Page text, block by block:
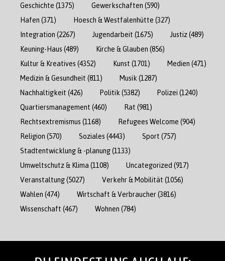
Geschichte (1375) Gewerkschaften (590)
Hafen (371) Hoesch & Westfalenhütte (327)
Integration (2267) Jugendarbeit (1675) Justiz(489)
Keuning-Haus (489) Kirche & Glauben (856)
Kultur & Kreatives (4352) Kunst (1701) Medien (471)
Medizin & Gesundheit (811) Musik (1287)
Nachhaltigkeit (426) Politik (5382) Polizei (1240)
Quartiersmanagement (460) Rat (981)
Rechtsextremismus (1168) Refugees Welcome (904)
Religion (570) Soziales (4443) Sport (757)
Stadtentwicklung & -planung(1133)
Umweltschutz & Klima (1108) Uncategorized (917)
Veranstaltung(5027) Verkehr & Mobilität (1056)
Wahlen (474) Wirtschaft & Verbraucher(3816)
Wissenschaft (467) Wohnen (784)